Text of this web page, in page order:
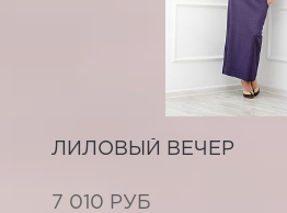
ЛИЛОВЫЙ ВЕЧЕР
7 010 РУБ